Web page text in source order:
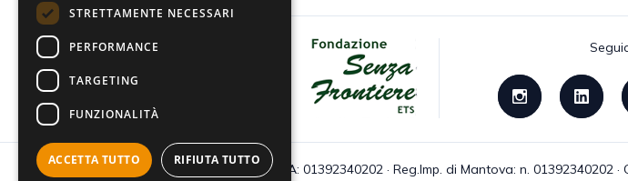
Dona il tuo 5x1000 a Fondazione
C.F e P.IVA: 01392340202 · Reg.Imp. di Mantova: n.
STRETTAMENTE NECESSARI
PERFORMANCE
TARGETING
FUNZIONALITÀ
ACCETTA TUTTO RIFIUTA TUTTO